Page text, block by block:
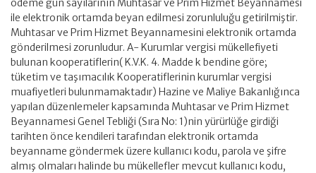
ödeme gün sayılarının Muhtasar ve Prim Hizmet Beyannamesi
ile elektronik ortamda beyan edilmesi zorunluluğu getirilmiştir.
Muhtasar ve Prim Hizmet Beyannamesini elektronik ortamda
gönderilmesi zorunludur. A- Kurumlar vergisi mükellefiyeti
bulunan kooperatiflerin( K.V.K. 4. Madde k bendine göre;
tüketim ve taşımacılık Kooperatiflerinin kurumlar vergisi
muafiyetleri bulunmamaktadır) Hazine ve Maliye Bakanlığınca
yapılan düzenlemeler kapsamında Muhtasar ve Prim Hizmet
Beyannamesi Genel Tebliği (Sıra No: 1)nin yürürlüğe girdiği
tarihten önce kendileri tarafından elektronik ortamda
beyanname göndermek üzere kullanıcı kodu, parola ve şifre
almış olmaları halinde bu mükellefler mevcut kullanıcı kodu,